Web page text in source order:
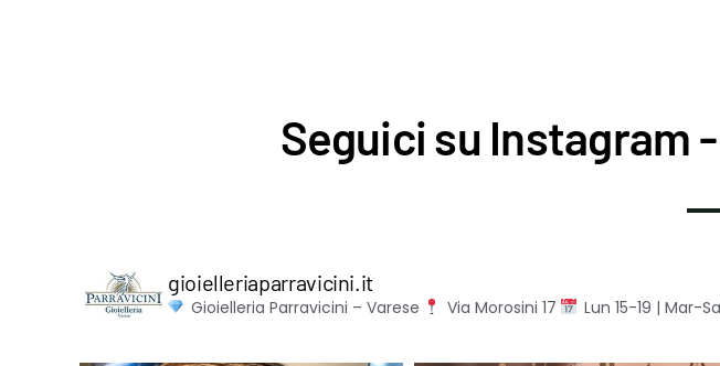
Seguici su Instagram
gioielleriaparravicini.it
Gioielleria Parravicini – Varese Via Morosini 17 Lun 15-19 | Mar-